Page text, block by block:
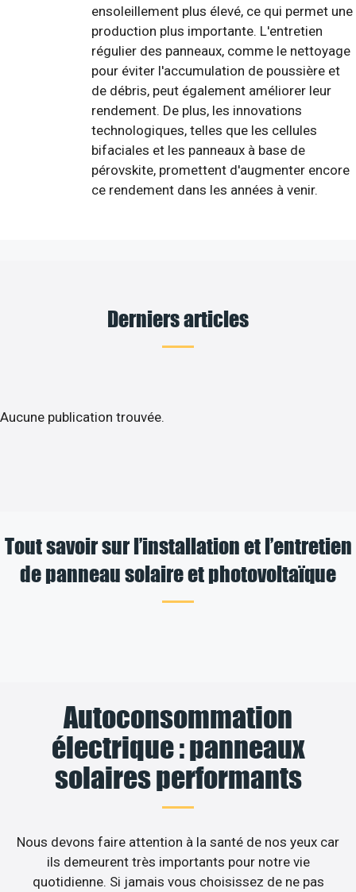
ensoleillement plus élevé, ce qui permet une
production plus importante. L'entretien
régulier des panneaux, comme le nettoyage
pour éviter l'accumulation de poussière et
de débris, peut également améliorer leur
rendement. De plus, les innovations
technologiques, telles que les cellules
bifaciales et les panneaux à base de
pérovskite, promettent d'augmenter encore
ce rendement dans les années à venir.
Derniers articles
Aucune publication trouvée.
Tout savoir sur l’installation et l’entretien
de panneau solaire et photovoltaïque
Autoconsommation
électrique : panneaux
solaires performants
Nous devons faire attention à la santé de nos yeux car
ils demeurent très importants pour notre vie
quotidienne. Si jamais vous choisissez de ne pas